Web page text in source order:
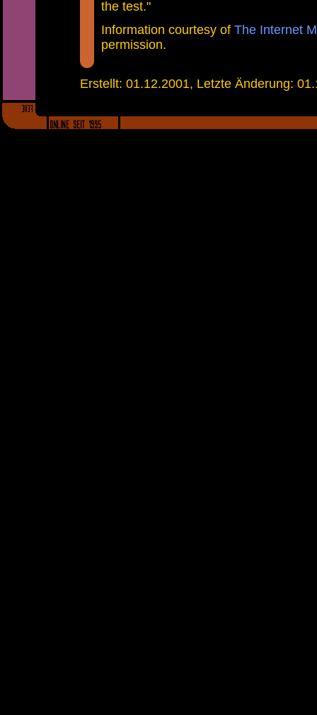
the test."
Information courtesy of The Internet
permission.
Erstellt: 01.12.2001, Letzte Änderung: